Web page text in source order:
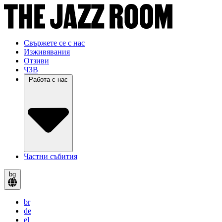
Свържете се с нас
Изживявания
Отзиви
ЧЗВ
Частни събития
bg
br
de
el